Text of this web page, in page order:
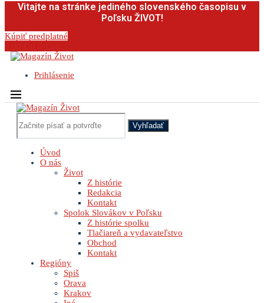
Vitajte na stránke jediného slovenského časopisu v
Poľsku ŽIVOT!
Kúpiť predplatné
Prihlásenie
Vyhľadať
Úvod
O nás
Život
Z histórie
Redakcia
Kontakt
Spolok Slovákov v Poľsku
Z histórie spolku
Tlačiareň a vydavateľstvo
Obchod
Kontakt
Regióny
Spiš
Orava
Krakov